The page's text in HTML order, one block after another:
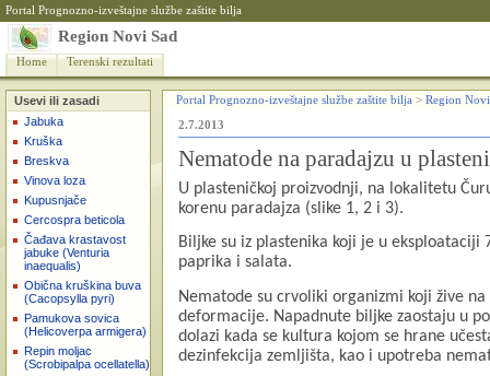
Portal Prognozno-izveštajne službe zaštite bilja
Region Novi Sad
Home Terenski rezultati
Usevi ili zasadi
Jabuka
Kruška
Breskva
Vinova loza
Kupusnjače
Cercospra beticola
Čađava krastavost
jabuke (Venturia
inaequalis)
Obična kruškina buva
(Cacopsylla pyri)
Pamukova sovica
(Helicoverpa armigera)
Repin moljac
(Scrobipalpa ocellatella)
Portal Prognozno-izveštajne službe zaštite bilja > Region
2.7.2013
Nematode na paradajzu u
U plasteničkoj proizvodnji, na lokalitetu
korenu paradajza (slike 1, 2 i 3).
Biljke su iz plastenika koji je u eksploataciji
paprika i salata.
Nematode su crvoliki organizmi koji žive
deformacije. Napadnute biljke zaostaju u
dolazi kada se kultura kojom se hrane
dezinfekcija zemljišta, kao i upotreba